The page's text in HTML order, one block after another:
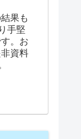
果も
手堅
。お
資料